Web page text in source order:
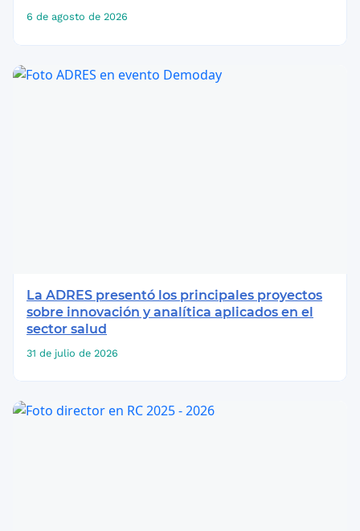
6 de agosto de 2026
La ADRES presentó los principales proyectos
sobre innovación y analítica aplicados en el
sector salud
31 de julio de 2026